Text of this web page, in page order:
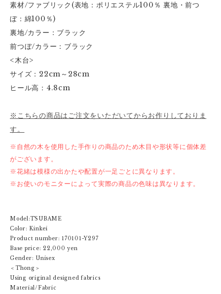
素材/ファブリック(表地：ポリエステル100％ 裏地・前つ
ぼ：綿100％)
裏地/カラー：ブラック
前つぼ/カラー：ブラック
<木台>
サイズ：22cm～28cm
ヒール高：4.8cm
※こちらの商品はご注文をいただいてからお作りしておりま
す。
※自然の木を使用した手作りの商品のため木目や形状等に個体差
がございます。
※花緒は模様の出かたや配置が一足ごとに異なります。
※お使いのモニターによって実際の商品の色味は異なります。
Model:TSUBAME
Color: Kinkei
Product number: 170101-Y297
Base price: 22,000 yen
Gender: Unisex
＜Thong＞
Using original designed fabrics
Material/Fabric